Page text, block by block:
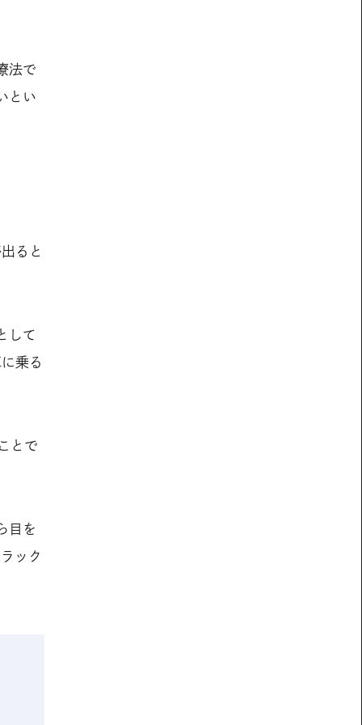
法で
とい
ると
して
乗る
とで
目を
ック